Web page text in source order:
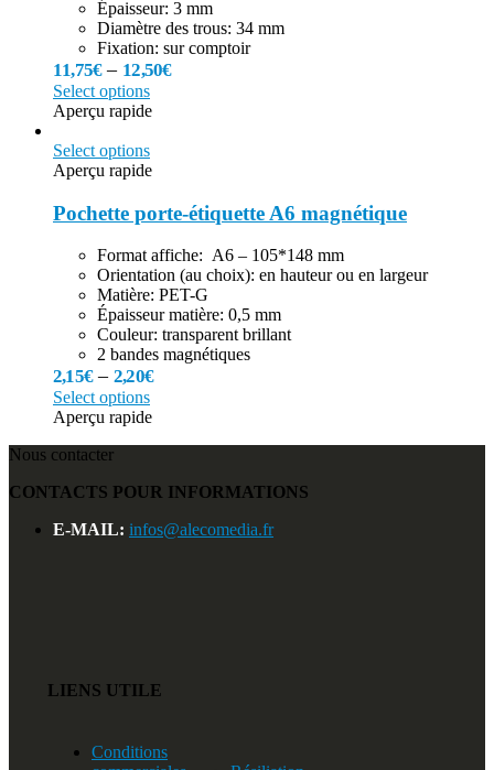
Épaisseur: 3 mm
Diamètre des trous: 34 mm
Fixation: sur comptoir
11,75€– 12,50€
Select options
Aperçu rapide
Select options
Aperçu rapide
Pochette porte-étiquette A6 magnétique
Format affiche: A6 – 105*148 mm
Orientation (au choix): en hauteur ou en largeur
Matière: PET-G
Épaisseur matière: 0,5 mm
Couleur: transparent brillant
2 bandes magnétiques
2,15€–2,20€
Select options
Aperçu rapide
Nous contacter
CONTACTS POUR INFORMATIONS
E-MAIL: infos@alecomedia.fr
LIENS UTILE
Conditions